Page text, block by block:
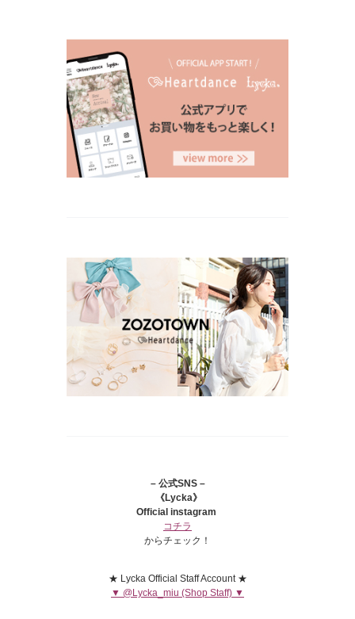
– 公式SNS –
《Lycka》
Official instagram
コチラ
からチェック！
★ Lycka Official Staff Account ★
▼ @Lycka_miu (Shop Staff) ▼